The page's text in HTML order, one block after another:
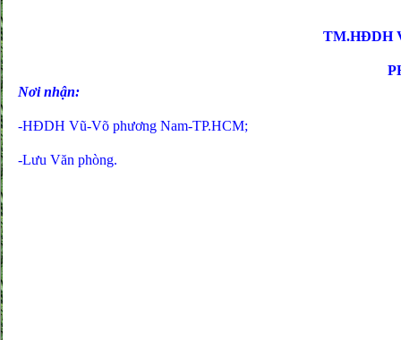
Nơi nhận:
-HĐDH Vũ-Võ phương Nam-TP.HCM;
-Lưu Văn phòng.
TM.HĐDH